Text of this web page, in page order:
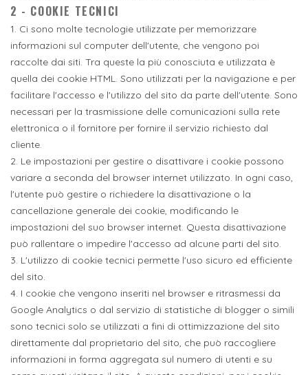
2 - COOKIE TECNICI
1. Ci sono molte tecnologie utilizzate per memorizzare
informazioni sul computer dell'utente, che vengono poi
raccolte dai siti. Tra queste la più conosciuta e utilizzata è
quella dei cookie HTML. Sono utilizzati per la navigazione e per
facilitare l'accesso e l'utilizzo del sito da parte dell'utente. Sono
necessari per la trasmissione delle comunicazioni sulla rete
elettronica o il fornitore per fornire il servizio richiesto dal
cliente.
2. Le impostazioni per gestire o disattivare i cookie possono
variare a seconda del browser internet utilizzato. In ogni caso,
l'utente può gestire o richiedere la disattivazione o la
cancellazione generale dei cookie, modificando le
impostazioni del suo browser internet. Questa disattivazione
può rallentare o impedire l'accesso ad alcune parti del sito.
3. L'utilizzo di cookie tecnici permette l'uso sicuro ed efficiente
del sito.
4. I cookie che vengono inseriti nel browser e ritrasmessi da
Google Analytics o dal servizio di statistiche di blogger o simili
sono tecnici solo se utilizzati a fini di ottimizzazione del sito
direttamente dal proprietario del sito, che può raccogliere
informazioni in forma aggregata sul numero di utenti e su